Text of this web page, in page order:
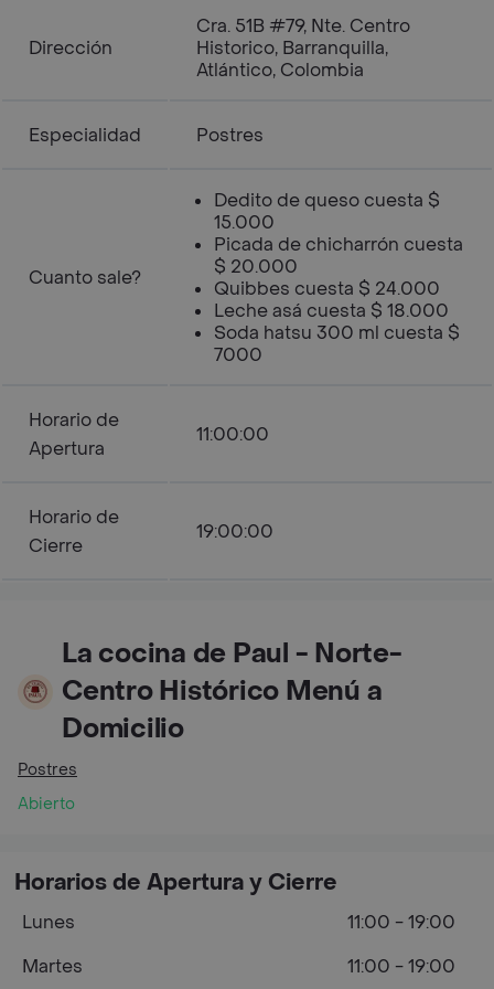
Dirección
Cra. 51B #79, Nte. Centro
Historico, Barranquilla,
Atlántico, Colombia
Especialidad Postres
Cuanto sale?
Dedito de queso cuesta $
15.000
Picada de chicharrón cuesta
$ 20.000
Quibbes cuesta $ 24.000
Leche asá cuesta $ 18.000
Soda hatsu 300 ml cuesta $
7000
Horario de
Apertura
11:00:00
Horario de
Cierre
19:00:00
La cocina de Paul - Norte-
Centro Histórico Menú a
Domicilio
Postres
Abierto
Horarios de Apertura y Cierre
Lunes
11:00 - 19:00
Martes
11:00 - 19:00